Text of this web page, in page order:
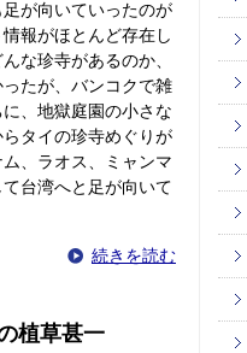
が向いていったのが
報がほとんど存在し
な珍寺があるのか、
たが、バンコクで雑
、地獄庭園の小さな
タイの珍寺めぐりが
、ラオス、ミャンマ
台湾へと足が向いて
続きを読む
植草甚一